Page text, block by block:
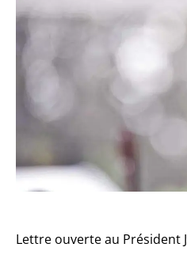
Lettre ouverte au Président